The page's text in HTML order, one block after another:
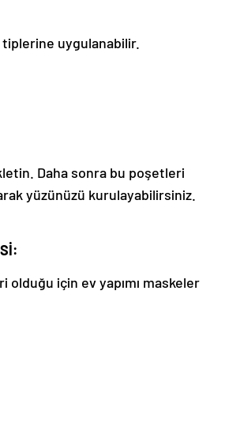
tiplerine uygulanabilir.
Daha sonra bu poşetleri
yüzünüzü kurulayabilirsiniz.
olduğu için ev yapımı maskeler